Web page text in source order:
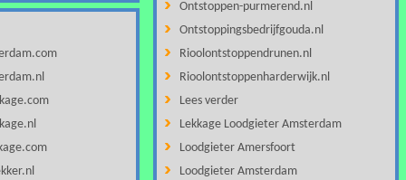
Ontstoppen-purmerend.nl
Ontstoppingsbedrijfgouda.nl
Rioolontstoppendrunen.nl
Rioolontstoppenharderwijk.nl
Lees verder
Lekkage Loodgieter Amsterdam
Loodgieter Amersfoort
Loodgieter Amsterdam